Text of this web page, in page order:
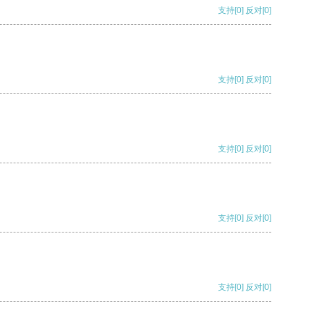
支持[0] 反对[0]
支持[0] 反对[0]
支持[0] 反对[0]
支持[0] 反对[0]
支持[0] 反对[0]